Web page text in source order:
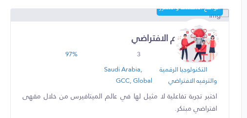
الواقع المختلط والمعزز
مقهى العالم الافتراضي
2138
3
97%
التكنولوجيا الرقمية
والترفيه الافتراضي
Saudi Arabia,
GCC, Global
اختبر تجربة تفاعلية لا مثيل لها في عالم الميتافيرس من خلال مقهى
افتراضي مبتكر.